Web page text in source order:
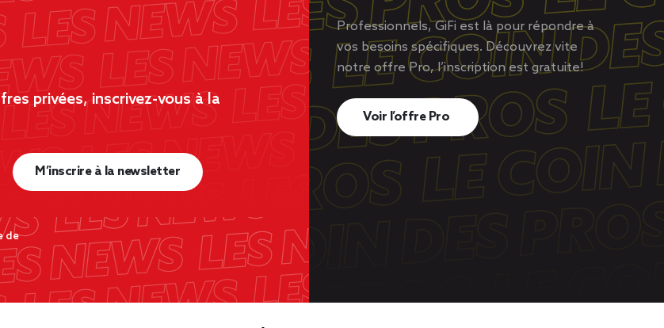
privées, inscrivez-vous à la
de
M’inscrire à la newsletter
Professionnels, GiFi est là pour répondre à
vos besoins spécifiques. Découvrez vite
notre offre Pro, l’inscription est gratuite!
Voir l’offre Pro